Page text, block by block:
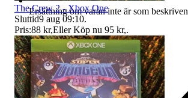
Ersättning om varan inte är som beskriven
The Crew 2 - Xbox One
Sluttid9 aug 09:10.
Pris:88 kr,Eller Köp nu 95 kr,.